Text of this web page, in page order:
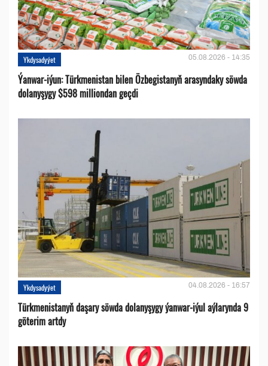
Ykdysadyýet 05.08.2026 - 14:35
Ýanwar-iýun: Türkmenistan bilen Özbegistanyň arasyndaky söwda
dolanyşygy $598 milliondan geçdi
Ykdysadyýet 04.08.2026 - 16:57
Türkmenistanyň daşary söwda dolanyşygy ýanwar-iýul aýlarynda 9
göterim artdy